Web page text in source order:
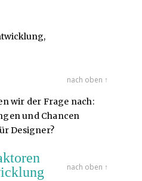
nach oben ↑
wir der Frage nach:
und Chancen
Designer?
nach oben ↑